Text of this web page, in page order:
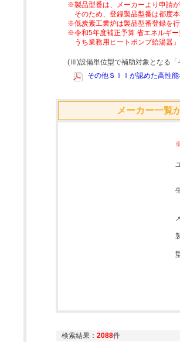
※製品型番は、メーカーより申請
そのため、登録製品型番は都度
※低炭素工業炉は製品型番登録を
※令和5年度補正予算 省エネルギ
うち業務用ヒートポンプ給湯器
(Ⅲ)設備単位型で補助対象となる「
その他ＳＩＩが認めた高性
メーカー一覧
検索結果： 2088件